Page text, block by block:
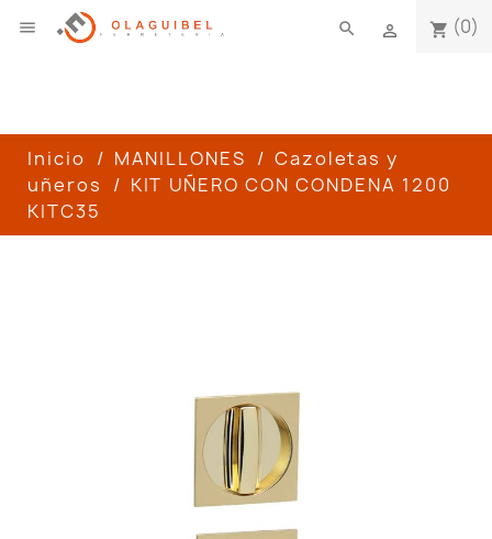
 shopping_cart (0)

search
Inicio MANILLONES
Cazoletas y
uñeros
KIT UÑERO CON CONDENA 1200
KITC35